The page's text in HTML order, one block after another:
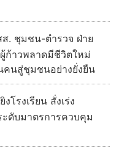
ส. ชุมชน-ตำรวจ ฝ่าย
ก้าวพลาดมีชีวิตใหม่
คนสู่ชุมชนอย่างยั่งยืน
โรงเรียน สั่งเร่ง
ะดับมาตรการควบคุม